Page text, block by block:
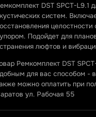
DST SPCT-L9.1
систем.
Подойдет для
люфтов и
Ремкомплект DST
для вас способом -
можно оплатить при
ул. Рабочая 55